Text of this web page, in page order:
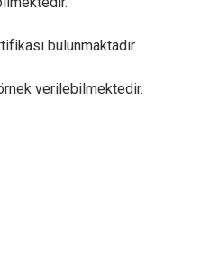
bulunmaktadır.
verilebilmektedir.